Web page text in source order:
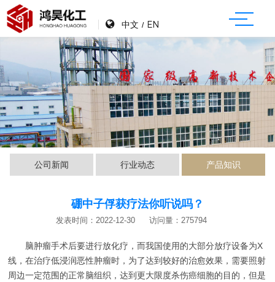
中文 / EN
公司新闻 行业动态 产品知识
硼中子俘获疗法你听说吗？
发表时间：2022-12-30 访问量：275794
脑肿瘤手术后要进行放化疗，而我国使用的大部分放疗设备为X
线，在治疗低浸润恶性肿瘤时，为了达到较好的治愈效果，需要照射
周边一定范围的正常脑组织，达到更大限度杀伤癌细胞的目的，但是